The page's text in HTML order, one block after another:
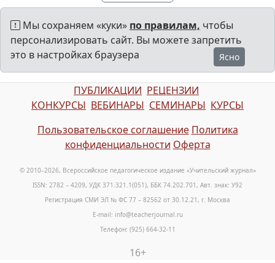
Мы сохраняем «куки» по правилам, чтобы
персонализировать сайт. Вы можете запретить
это в настройках браузера
Ясно
ПУБЛИКАЦИИ РЕЦЕНЗИИ
КОНКУРСЫ ВЕБИНАРЫ СЕМИНАРЫ КУРСЫ
Пользовательское соглашение Политика
конфиденциальности Оферта
© 2010–2026, Всероссийское педагогическое издание «Учительский журнал»
ISSN: 2782 – 4209, УДК 371.321.1(051), ББК 74.202.701, Авт. знак: У92
Регистрация СМИ ЭЛ № ФС 77 – 82562 от 30.12.21, г. Москва
E-mail: info@teacherjournal.ru
Телефон: (925) 664-32-11
16+